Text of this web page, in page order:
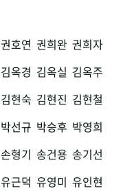
권호연 권희완 권희자
김옥경 김옥실 김옥주
김현숙 김현진 김현철
박선규 박승후 박영희
손형기 송건용 송기선
유근덕 유영미 유인현